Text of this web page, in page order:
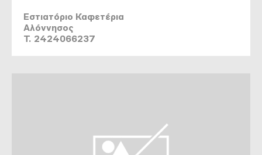
Εστιατόριο Καφετέρια
Αλόννησος
T. 2424066237